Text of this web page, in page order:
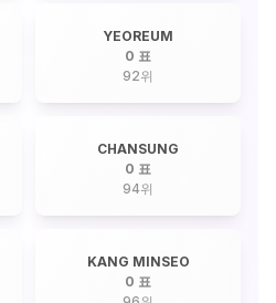
YEOREUM
0 표
92위
CHANSUNG
0 표
94위
KANG MINSEO
0 표